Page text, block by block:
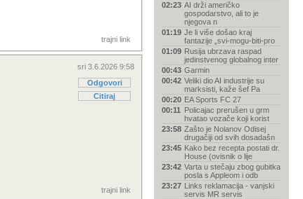
trajni link
sri 3.6.2026 9:58
Odgovori
Citiraj
trajni link
02:23 AI drži američko
gospodarstvo, ali to je
njegova n
01:19 Je li više došao kraj
fantazije „svi-mogu-biti-pro
01:09 Rusija ubrzava raspad
jedinstvenog globalnog inter
00:43 Garmin
00:42 Veliki dio AI industrije su
marksisti, kaže šef Pa
00:20 EA Sports FC 27
00:11 Policajac prerušen u grm
hvatao vozače koji korist
23:58 Zašto je Nolanov Odisej
drugačiji od svih dosadašn
23:45 Kako bez recepta postati dr.
House (ovisnik o lije
23:42 Varta u stečaju zbog gubitka
posla s Appleom i odb
23:27 Links reklamacija - vanjski
servis MR servis